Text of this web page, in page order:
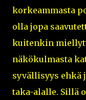
korkeammasta
olla jopa
kuitenkin
näkökulmasta
syvällisyys ehkä
taka-alalle. Sillä